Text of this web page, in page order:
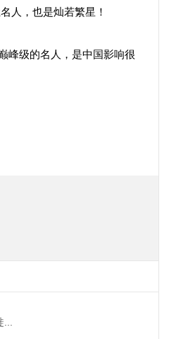
人，也是灿若繁星！
级的名人，是中国影响很
...